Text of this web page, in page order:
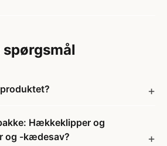
Hækkeklipper og
og -kædesav?